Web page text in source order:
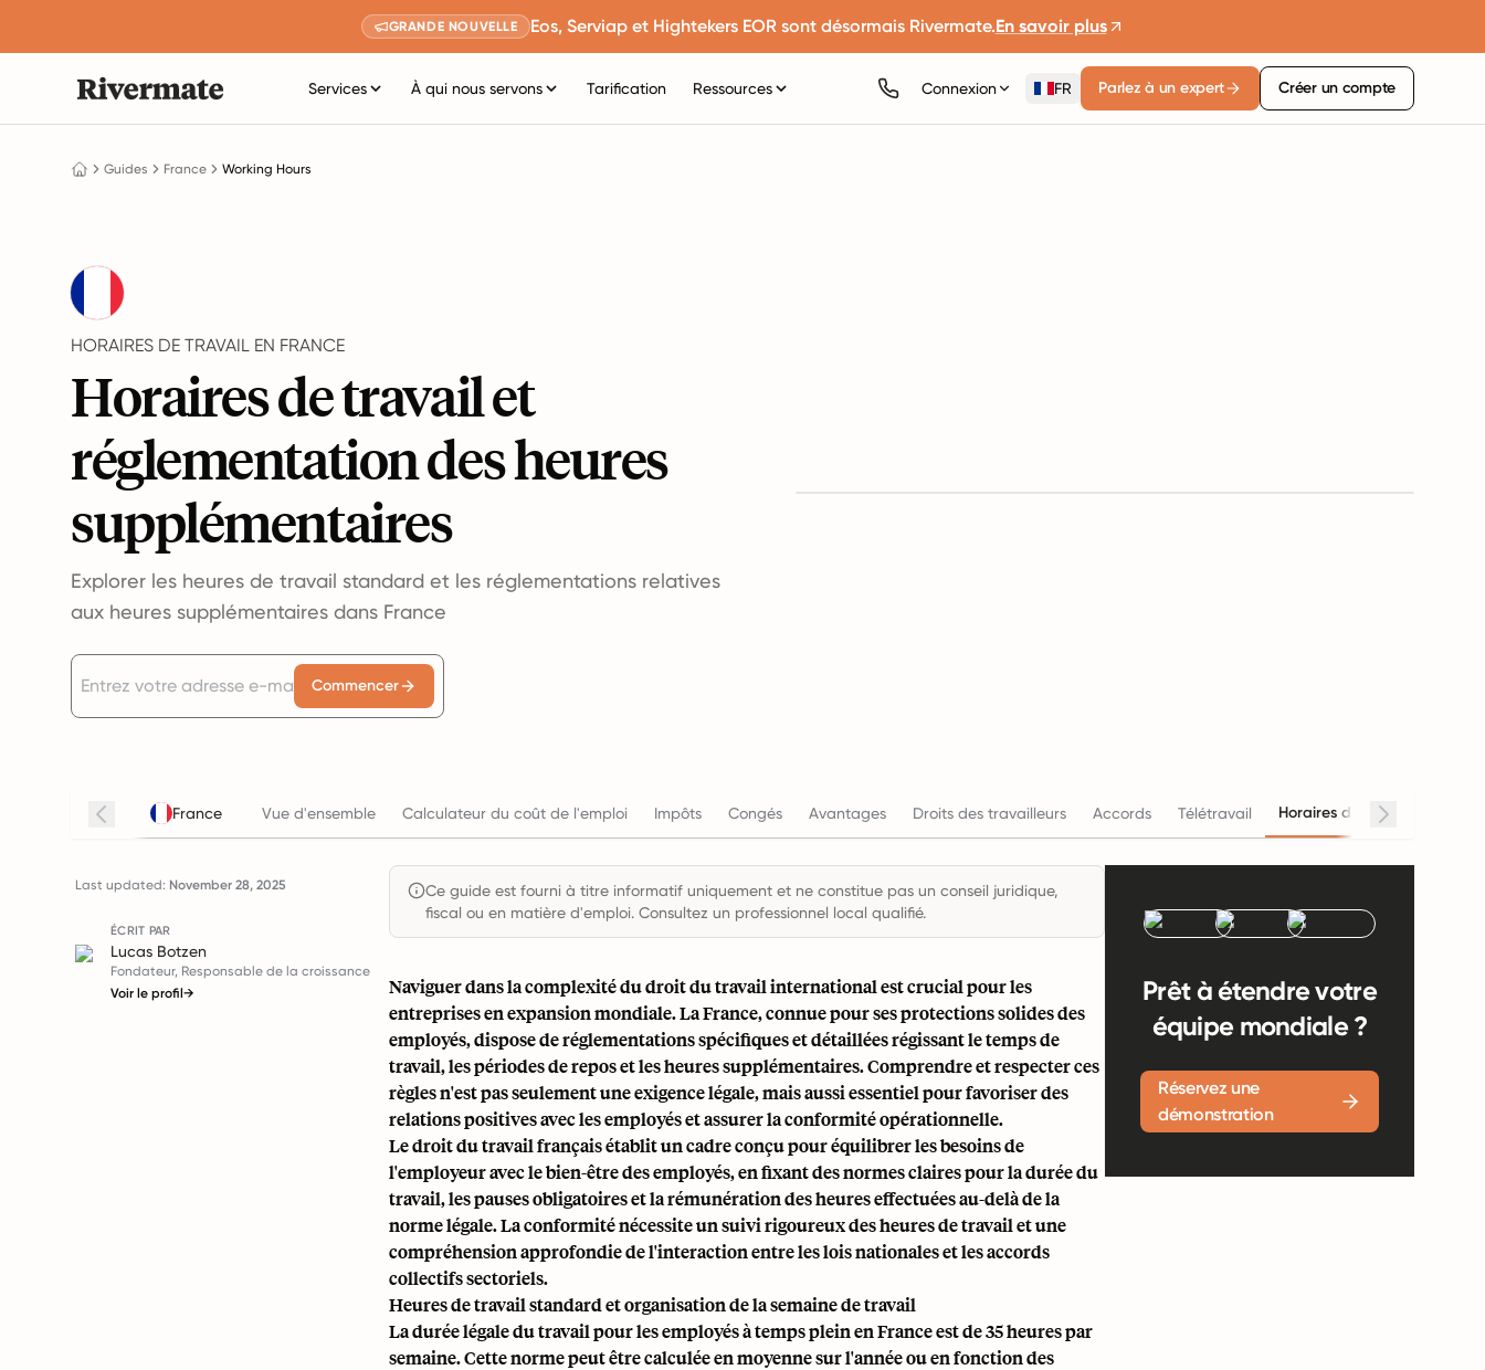
GRANDE NOUVELLE Eos, Serviap et Hightekers EOR sont désormais Rivermate.En savoir plus
Services À qui nous servons Tarification Ressources Connexion FR Parlez à un expert Créer un compte
Guides France Working Hours
HORAIRES DE TRAVAIL EN FRANCE
Horaires de travail et
réglementation des heures
supplémentaires
Explorer les heures de travail standard et les réglementations relatives
aux heures supplémentaires dans France
Commencer
France Vue d'ensemble Calculateur du coût de l'emploi Impôts Congés Avantages Droits des travailleurs Accords Télétravail Horaires de travail
Last updated: November 28, 2025
ÉCRIT PAR
Lucas Botzen
Fondateur, Responsable de la croissance
Voir le profil→
Ce guide est fourni à titre informatif uniquement et ne constitue pas un conseil juridique,
fiscal ou en matière d'emploi. Consultez un professionnel local qualifié.
Naviguer dans la complexité du droit du travail international est crucial pour les
entreprises en expansion mondiale. La France, connue pour ses protections solides des
employés, dispose de réglementations spécifiques et détaillées régissant le temps de
travail, les périodes de repos et les heures supplémentaires. Comprendre et respecter ces
règles n'est pas seulement une exigence légale, mais aussi essentiel pour favoriser des
relations positives avec les employés et assurer la conformité opérationnelle.
Le droit du travail français établit un cadre conçu pour équilibrer les besoins de
l'employeur avec le bien-être des employés, en fixant des normes claires pour la durée du
travail, les pauses obligatoires et la rémunération des heures effectuées au-delà de la
norme légale. La conformité nécessite un suivi rigoureux des heures de travail et une
compréhension approfondie de l'interaction entre les lois nationales et les accords
collectifs sectoriels.
Heures de travail standard et organisation de la semaine de travail
La durée légale du travail pour les employés à temps plein en France est de 35 heures par
semaine. Cette norme peut être calculée en moyenne sur l'année ou en fonction des
Prêt à étendre votre
équipe mondiale ?
Réservez une
démonstration